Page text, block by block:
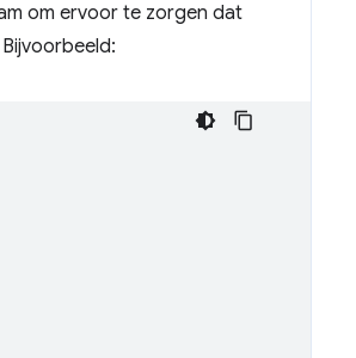
om ervoor te zorgen dat